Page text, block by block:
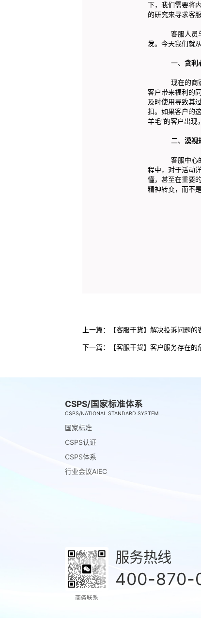
下，我们需要将
的研究来寻求客
客服人员与客
发。今天我们就
一、 贪利
现在的商家会
客户带来福利的
及时使用导致其
扣。如果客户的
羊毛”的客户出现
二、 漠视
客服中心的管
程中，对于活动
懂，甚至在重要
精神转变，而不
上一篇： 【客服干货】解决投诉问题的
下一篇： 【客服干货】客户服务存在的
CSPS/国家标准体系
CSPS/NATIONAL STANDARD SYSTEM
国家标准
CSPS认证
CSPS体系
行业会议AIEC
商务联系
服务热线
400-870-